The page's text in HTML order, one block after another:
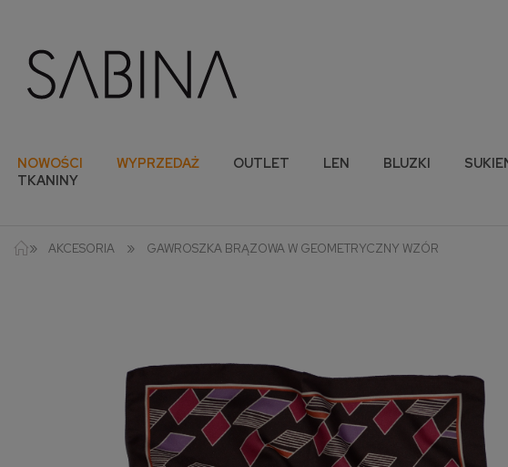
NOWOŚCI WYPRZEDAŻ OUTLET LEN BLUZKI
TKANINY
» AKCESORIA » GAWROSZKA BRĄZOWA W GEOMETRYCZNY WZÓR